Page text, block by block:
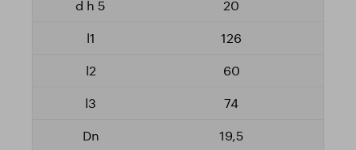
20
126
60
74
19,5